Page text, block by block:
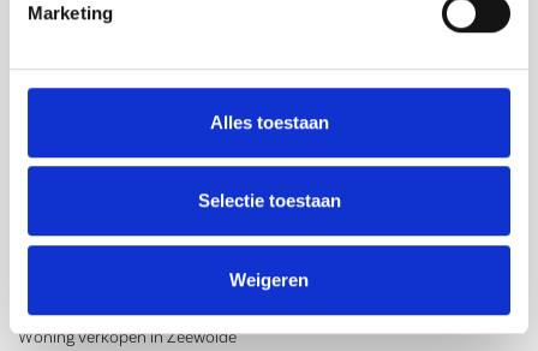
Marketing
Alles toestaan
Selectie toestaan
Weigeren
Contact
BTW: 857300416B01
Woning verkopen in Zeewolde